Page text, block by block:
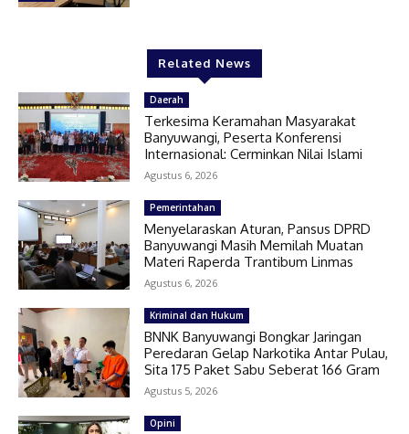
Related News
Daerah
Terkesima Keramahan Masyarakat
Banyuwangi, Peserta Konferensi
Internasional: Cerminkan Nilai Islami
Agustus 6, 2026
Pemerintahan
Menyelaraskan Aturan, Pansus DPRD
Banyuwangi Masih Memilah Muatan
Materi Raperda Trantibum Linmas
Agustus 6, 2026
Kriminal dan Hukum
BNNK Banyuwangi Bongkar Jaringan
Peredaran Gelap Narkotika Antar Pulau,
Sita 175 Paket Sabu Seberat 166 Gram
Agustus 5, 2026
Opini